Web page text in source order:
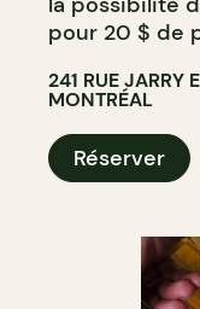
pour 20 $ de
241 RUE JARRY
MONTRÉAL
Réserver